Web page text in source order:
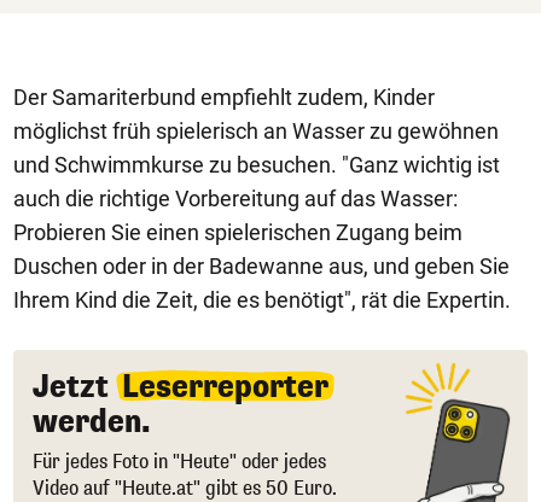
Der Samariterbund empfiehlt zudem, Kinder
möglichst früh spielerisch an Wasser zu gewöhnen
und Schwimmkurse zu besuchen. "Ganz wichtig ist
auch die richtige Vorbereitung auf das Wasser:
Probieren Sie einen spielerischen Zugang beim
Duschen oder in der Badewanne aus, und geben Sie
Ihrem Kind die Zeit, die es benötigt", rät die Expertin.
Jetzt Leserreporter
werden.
Für jedes Foto in "Heute" oder jedes
Video auf "Heute.at" gibt es 50 Euro.